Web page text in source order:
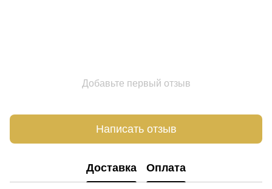
Добавьте первый отзыв
Написать отзыв
Доставка Оплата